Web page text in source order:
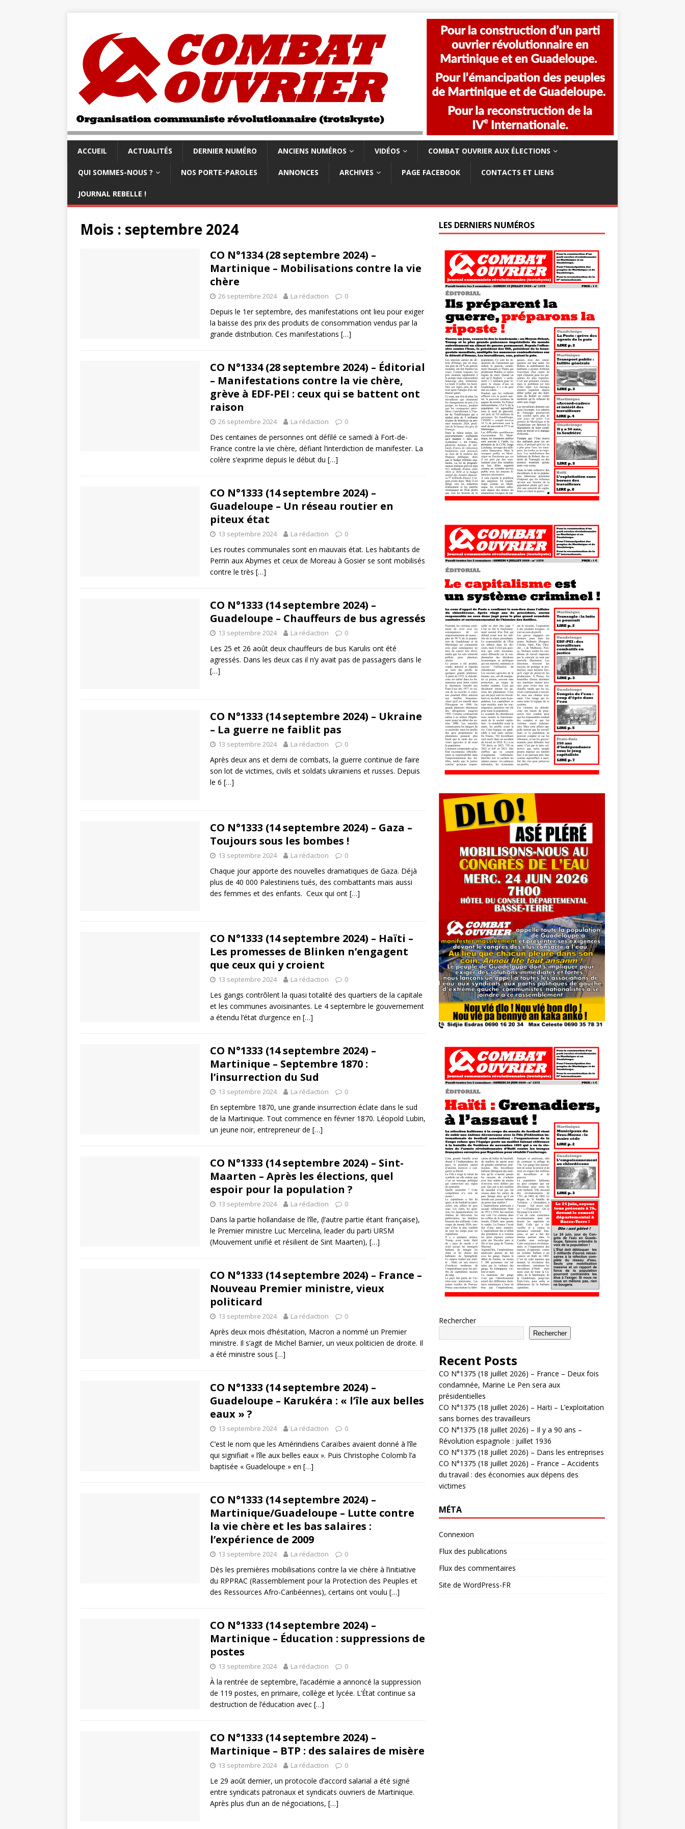
ACCUEIL ACTUALITÉS DERNIER NUMÉRO ANCIENS NUMÉROS VIDÉOS COMBAT OUVRIER AUX ÉLECTIONS
QUI SOMMES-NOUS ? NOS PORTE-PAROLES ANNONCES ARCHIVES PAGE FACEBOOK CONTACTS ET LIENS
JOURNAL REBELLE !
Mois : septembre 2024
CO N°1334 (28 septembre 2024) –
Martinique – Mobilisations contre la vie
chère
26 septembre 2024 La rédaction 0
Depuis le 1er septembre, des manifestations ont lieu pour exiger
la baisse des prix des produits de consommation vendus par la
grande distribution. Ces manifestations […]
CO N°1334 (28 septembre 2024) – Éditorial
– Manifestations contre la vie chère,
grève à EDF-PEI : ceux qui se battent ont
raison
26 septembre 2024 La rédaction 0
Des centaines de personnes ont défilé ce samedi à Fort-de-
France contre la vie chère, défiant l’interdiction de manifester. La
colère s’exprime depuis le début du […]
CO N°1333 (14 septembre 2024) –
Guadeloupe – Un réseau routier en
piteux état
13 septembre 2024 La rédaction 0
Les routes communales sont en mauvais état. Les habitants de
Perrin aux Abymes et ceux de Moreau à Gosier se sont mobilisés
contre le très […]
CO N°1333 (14 septembre 2024) –
Guadeloupe – Chauffeurs de bus agressés
13 septembre 2024 La rédaction 0
Les 25 et 26 août deux chauffeurs de bus Karulis ont été
agressés. Dans les deux cas il n’y avait pas de passagers dans le
[…]
CO N°1333 (14 septembre 2024) – Ukraine
– La guerre ne faiblit pas
13 septembre 2024 La rédaction 0
Après deux ans et demi de combats, la guerre continue de faire
son lot de victimes, civils et soldats ukrainiens et russes. Depuis
le 6 […]
CO N°1333 (14 septembre 2024) – Gaza –
Toujours sous les bombes !
13 septembre 2024 La rédaction 0
Chaque jour apporte des nouvelles dramatiques de Gaza. Déjà
plus de 40 000 Palestiniens tués, des combattants mais aussi
des femmes et des enfants. Ceux qui ont […]
CO N°1333 (14 septembre 2024) – Haïti –
Les promesses de Blinken n’engagent
que ceux qui y croient
13 septembre 2024 La rédaction 0
Les gangs contrôlent la quasi totalité des quartiers de la capitale
et les communes avoisinantes. Le 4 septembre le gouvernement
a étendu l’état d’urgence en […]
CO N°1333 (14 septembre 2024) –
Martinique – Septembre 1870 :
l’insurrection du Sud
13 septembre 2024 La rédaction 0
En septembre 1870, une grande insurrection éclate dans le sud
de la Martinique. Tout commence en février 1870. Léopold Lubin,
un jeune noir, entrepreneur de […]
CO N°1333 (14 septembre 2024) – Sint-
Maarten – Après les élections, quel
espoir pour la population ?
13 septembre 2024 La rédaction 0
Dans la partie hollandaise de l’île, (l’autre partie étant française),
le Premier ministre Luc Mercelina, leader du parti URSM
(Mouvement unifié et résilient de Sint Maarten), […]
CO N°1333 (14 septembre 2024) – France –
Nouveau Premier ministre, vieux
politicard
13 septembre 2024 La rédaction 0
Après deux mois d’hésitation, Macron a nommé un Premier
ministre. Il s’agit de Michel Barnier, un vieux politicien de droite. Il
a été ministre sous […]
CO N°1333 (14 septembre 2024) –
Guadeloupe – Karukéra : « l’île aux belles
eaux » ?
13 septembre 2024 La rédaction 0
C’est le nom que les Amérindiens Caraïbes avaient donné à l’île
qui signifiait « l’île aux belles eaux ». Puis Christophe Colomb l’a
baptisée « Guadeloupe » en […]
CO N°1333 (14 septembre 2024) –
Martinique/Guadeloupe – Lutte contre
la vie chère et les bas salaires :
l’expérience de 2009
13 septembre 2024 La rédaction 0
Dès les premières mobilisations contre la vie chère à l’initiative
du RPPRAC (Rassemblement pour la Protection des Peuples et
des Ressources Afro-Caribéennes), certains ont voulu […]
CO N°1333 (14 septembre 2024) –
Martinique – Éducation : suppressions de
postes
13 septembre 2024 La rédaction 0
À la rentrée de septembre, l’académie a annoncé la suppression
de 119 postes, en primaire, collège et lycée. L’État continue sa
destruction de l’éducation avec […]
CO N°1333 (14 septembre 2024) –
Martinique – BTP : des salaires de misère
13 septembre 2024 La rédaction 0
Le 29 août dernier, un protocole d’accord salarial a été signé
entre syndicats patronaux et syndicats ouvriers de Martinique.
Après plus d’un an de négociations, […]
LES DERNIERS NUMÉROS
Rechercher
Rechercher
Recent Posts
CO N°1375 (18 juillet 2026) – France – Deux fois
condamnée, Marine Le Pen sera aux
présidentielles
CO N°1375 (18 juillet 2026) – Haïti – L’exploitation
sans bornes des travailleurs
CO N°1375 (18 juillet 2026) – Il y a 90 ans –
Révolution espagnole : juillet 1936
CO N°1375 (18 juillet 2026) – Dans les entreprises
CO N°1375 (18 juillet 2026) – France – Accidents
du travail : des économies aux dépens des
victimes
MÉTA
Connexion
Flux des publications
Flux des commentaires
Site de WordPress-FR